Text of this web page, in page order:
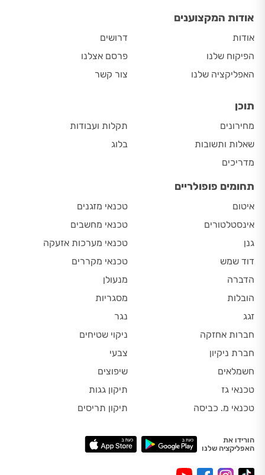
אודות המקצוענים
אודות
הפיקוח שלנו
האפליקציה שלנו
דרושים
פרסם אצלנו
צור קשר
תוכן
מחירונים
שאלות ותשובות
מדריכים
תקלות ועבודות
בלוג
תחומים פופולריים
איטום
אינסטלטורים
גנן
דוד שמש
הדברה
הובלות
זגג
חברות אחזקה
חברת ניקיון
חשמלאים
טכנאי גז
טכנאי מ. כביסה
טכנאי מזגנים
טכנאי מחשבים
טכנאי מערכות אזעקה
טכנאי מקררים
מנעולן
מסגריות
נגר
ניקוי שטיחים
צבעי
שיפוצים
תיקון גגות
תיקון תריסים
הורידו את
האפליקציה שלנו